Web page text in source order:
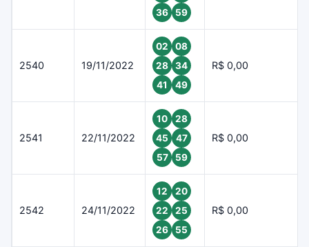
36
59
2540 19/11/2022
02
08
28
34
41
49
R$ 0,00
2541 22/11/2022
10
28
45
47
57
59
R$ 0,00
2542 24/11/2022
12
20
22
25
26
55
R$ 0,00